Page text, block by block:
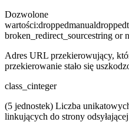
Dozwolone
wartości:droppedmanual
broken_redirect_sourcestring or
Adres URL przekierowujący,
przekierowanie stało się
class_cinteger
(5 jednostek) Liczba
linkujących do strony